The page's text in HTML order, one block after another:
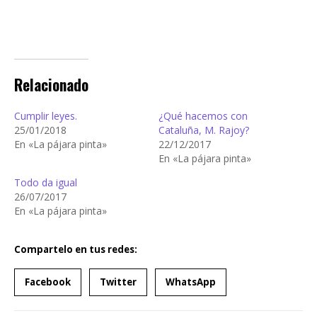
Relacionado
Cumplir leyes.
25/01/2018
En «La pájara pinta»
¿Qué hacemos con
Cataluña, M. Rajoy?
22/12/2017
En «La pájara pinta»
Todo da igual
26/07/2017
En «La pájara pinta»
Compartelo en tus redes:
Facebook Twitter WhatsApp